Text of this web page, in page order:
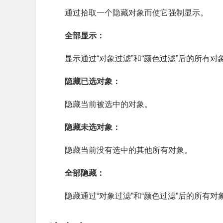
通过拾取一个隐藏对象而使它强制显示。
全部显示：
显示通过“对象过滤”和“颜色过滤”后的所有对
隐藏已选对象：
隐藏当前被选中的对象。
隐藏未选对象：
隐藏当前没有选中的其他所有对象。
全部隐藏：
隐藏通过“对象过滤”和“颜色过滤”后的所有对